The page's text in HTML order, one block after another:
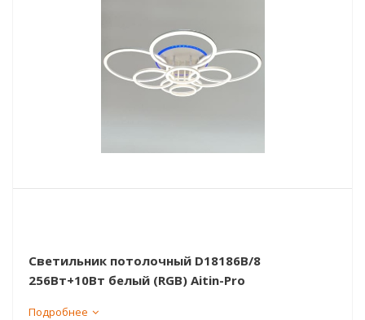
Светильник потолочный D18186B/8
256Вт+10Вт белый (RGB) Aitin-Pro
Подробнее